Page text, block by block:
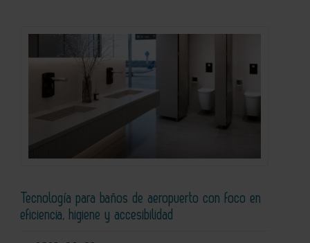
Tecnología para baños de aeropuerto con foco en
eficiencia, higiene y accesibilidad